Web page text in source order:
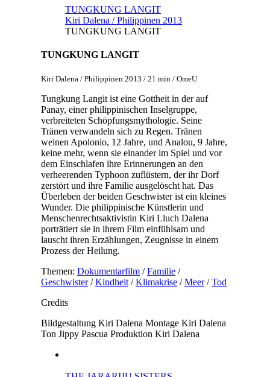
TUNGKUNG LANGIT
Kiri Dalena / Philippinen 2013
TUNGKUNG LANGIT
TUNGKUNG LANGIT
Kiri Dalena / Philippinen 2013 / 21 min / OmeU
Tungkung Langit ist eine Gottheit in der auf
Panay, einer philippinischen Inselgruppe,
verbreiteten Schöpfungsmythologie. Seine
Tränen verwandeln sich zu Regen. Tränen
weinen Apolonio, 12 Jahre, und Analou, 9 Jahre,
keine mehr, wenn sie einander im Spiel und vor
dem Einschlafen ihre Erinnerungen an den
verheerenden Typhoon zuflüstern, der ihr Dorf
zerstört und ihre Familie ausgelöscht hat. Das
Überleben der beiden Geschwister ist ein kleines
Wunder. Die philippinische Künstlerin und
Menschenrechtsaktivistin Kiri Lluch Dalena
porträtiert sie in ihrem Film einfühlsam und
lauscht ihren Erzählungen, Zeugnisse in einem
Prozess der Heilung.
Themen: Dokumentarfilm/Familie/
Geschwister/Kindheit/Klimakrise/Meer/Tod
Credits
Bildgestaltung Kiri Dalena Montage Kiri Dalena
Ton Jippy Pascua Produktion Kiri Dalena